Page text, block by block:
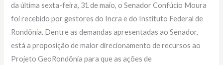
da última sexta-feira, 31 de maio, o Senador Confúcio Moura
foi recebido por gestores do Incra e do Instituto Federal de
Rondônia. Dentre as demandas apresentadas ao Senador,
está a proposição de maior direcionamento de recursos ao
Projeto GeoRondônia para que as ações de